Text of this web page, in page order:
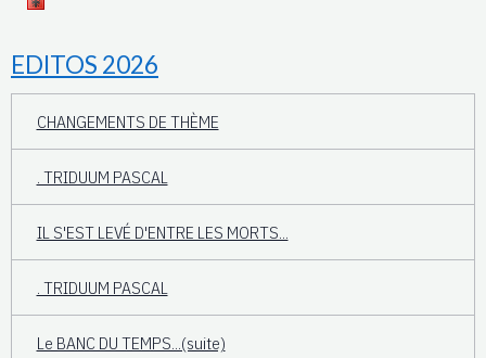
EDITOS 2026
CHANGEMENTS DE THÈME
. TRIDUUM PASCAL
IL S'EST LEVÉ D'ENTRE LES MORTS...
. TRIDUUM PASCAL
Le BANC DU TEMPS...(suite)